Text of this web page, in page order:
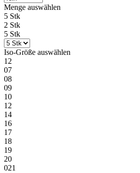
Menge auswählen
5 Stk
2 Stk
5 Stk
Iso-Größe auswählen
12
07
08
09
10
12
14
16
17
18
19
20
021